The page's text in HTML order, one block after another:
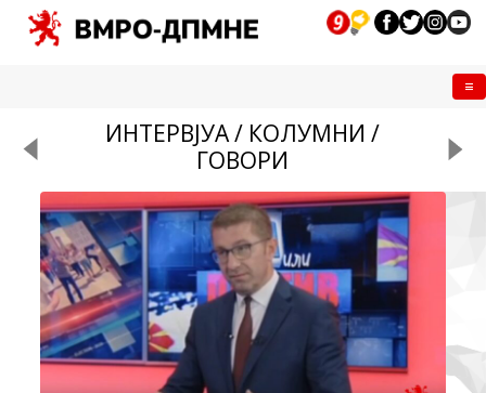
ИНТЕРВЈУА / КОЛУМНИ /
ГОВОРИ